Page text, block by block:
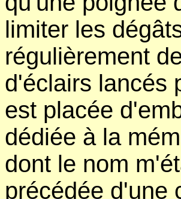
limiter les
régulièrement
d'éclairs lancés
est placée
dédiée à la
dont le nom
précédée d'une